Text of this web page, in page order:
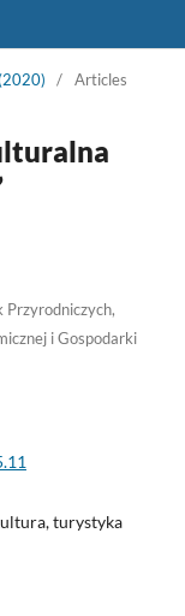
/ Articles
Przyrodniczych,
i Gospodarki
turystyka